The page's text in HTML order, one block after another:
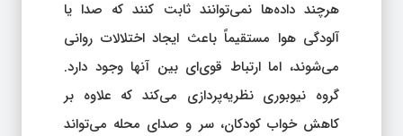
هرچند داده‌ها نمی‌توانند ثابت کنند که صدا یا
آلودگی هوا مستقیماً باعث ایجاد اختلالات روانی
می‌شوند، اما ارتباط قوی‌ای بین آنها وجود دارد.
گروه نیوبوری نظریه‌پردازی می‌کند که علاوه بر
کاهش خواب کودکان، سر و صدای محله می‌تواند